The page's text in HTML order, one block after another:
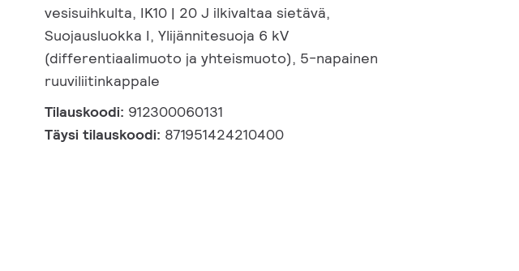
vesisuihkulta, IK10 | 20 J ilkivaltaa sietävä,
Suojausluokka I, Ylijännitesuoja 6 kV
(differentiaalimuoto ja yhteismuoto), 5-napainen
ruuviliitinkappale
Tilauskoodi: 912300060131
Täysi tilauskoodi: 871951424210400